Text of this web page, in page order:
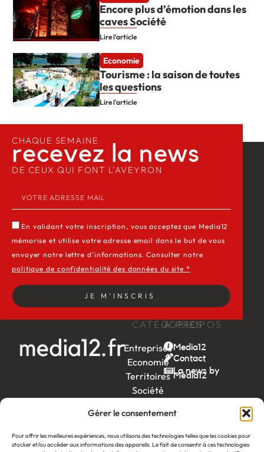
Gérer le consentement
Pour offrir les meilleures expériences, nous utilisons des technologies telles que les cookies pour
stocker et/ou accéder aux informations des appareils. Le fait de consentir à ces technologies
Encore plus d’émotion dans les
caves Société
Lire l'article
Economie
Tourisme : la saison de toutes
les questions
Lire l'article
CATÉGORIES
Entreprises
Economie
Territoires
Société
end
Ambition
by EDF
À PROPOS
Media12
Contact
La news by
Média12
CHAQUE SEMAINE
recevez la news​
DE CEUX QUI FONT L’AVEYRON
En validant votre inscription, vous acceptez que Media12
mémorise et utilise votre adresse email dans le but de vous
envoyer notre lettre d’informations. Consulter notre
politique de confidentialité des données du site *
JE M'INSCRIS